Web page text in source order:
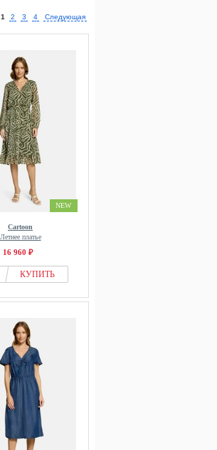
1 2 3 4 Следующая
NEW
Cartoon
Летнее платье
16 960 ₽
КУПИТЬ